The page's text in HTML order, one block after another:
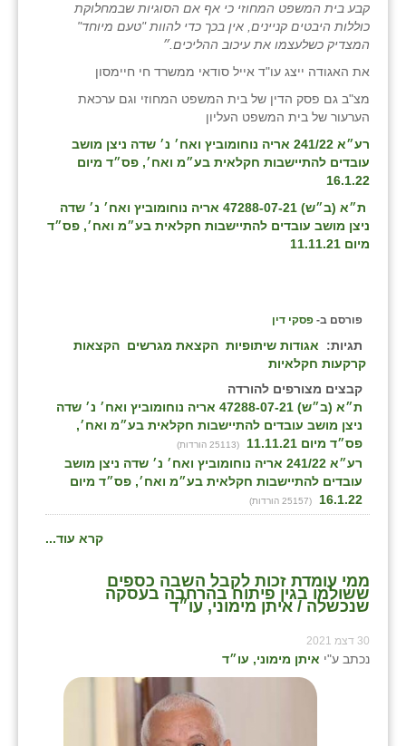
קבע בית המשפט המחוזי כי אף אם הסוגיות שבמחלוקת
כוללות היבטים קניינים, אין בכך כדי להוות "טעם מיוחד"
המצדיק כשלעצמו את עיכוב ההליכים.״
את האגודה ייצג עו"ד אייל סודאי ממשרד חי חיימסון
מצ"ב גם פסק הדין של בית המשפט המחוזי וגם ערכאת
הערעור של בית המשפט העליון
רע״א 241/22 אריה נוחומוביץ ואח׳ נ׳ שדה ניצן מושב
עובדים להתיישבות חקלאית בע״מ ואח׳, פס״ד מיום
16.1.22
ת״א (ב״ש) 47288-07-21 אריה נוחומוביץ ואח׳ נ׳ שדה
ניצן מושב עובדים להתיישבות חקלאית בע״מ ואח׳, פס״ד
מיום 11.11.21
פורסם ב- פסקי דין
תגיות: אגודות שיתופיות הקצאת מגרשים הקצאות
קרקעות חקלאיות
קבצים מצורפים להורדה
ת״א (ב״ש) 47288-07-21 אריה נוחומוביץ ואח׳ נ׳ שדה
ניצן מושב עובדים להתיישבות חקלאית בע״מ ואח׳,
פס״ד מיום 11.11.21
(25113 הורדות)
רע״א 241/22 אריה נוחומוביץ ואח׳ נ׳ שדה ניצן מושב
עובדים להתיישבות חקלאית בע״מ ואח׳, פס״ד מיום
16.1.22
(25157 הורדות)
קרא עוד...
ממי עומדת זכות לקבל השבה כספים
ששולמו בגין פיתוח בהרחבה בעסקה
שנכשלה / איתן מימוני, עו״ד
30 דצמ 2021
נכתב ע"י איתן מימוני, עו״ד
יקנעם
כליל
יד השמונה
כפר אביב
כפר ביאליק
כפר הרי״ף
כפר מישר
כפר סבא (אגרא)
כפר שמריהו
מגשימים
מישר
מכורה
מנחמיה
נווה אטי״ב
ניר צבי